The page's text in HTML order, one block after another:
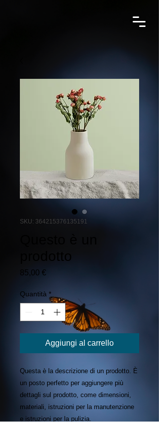
SKU: 364215376135191
prodotto
85,00 €
Quantità *
Aggiungi al carrello
Questa è la descrizione di un prodotto. È
un posto perfetto per aggiungere più
dettagli sul prodotto, come dimensioni,
materiali, istruzioni per la manutenzione
e istruzioni per la pulizia.